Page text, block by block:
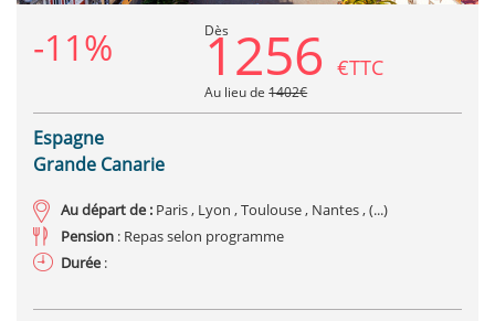
-11% Dès
1256€TTC
Au lieu de1402€
Espagne
Grande Canarie
Au départ de : Paris , Lyon , Toulouse , Nantes , (...)
Pension : Repas selon programme
Durée :